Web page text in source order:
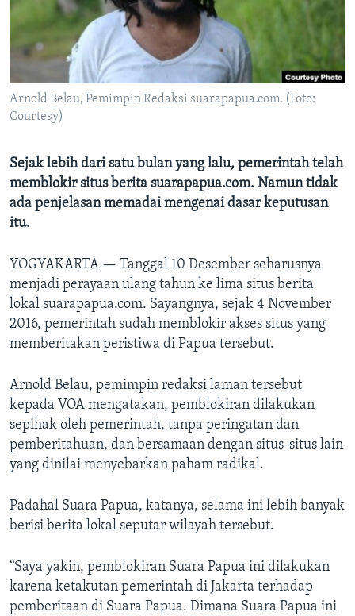
Arnold Belau, Pemimpin Redaksi suarapapua.com. (Foto:
Courtesy)
Sejak lebih dari satu bulan yang lalu, pemerintah telah
memblokir situs berita suarapapua.com. Namun tidak
ada penjelasan memadai mengenai dasar keputusan
itu.
YOGYAKARTA — Tanggal 10 Desember seharusnya
menjadi perayaan ulang tahun ke lima situs berita
lokal suarapapua.com. Sayangnya, sejak 4 November
2016, pemerintah sudah memblokir akses situs yang
memberitakan peristiwa di Papua tersebut.
Arnold Belau, pemimpin redaksi laman tersebut
kepada VOA mengatakan, pemblokiran dilakukan
sepihak oleh pemerintah, tanpa peringatan dan
pemberitahuan, dan bersamaan dengan situs-situs lain
yang dinilai menyebarkan paham radikal.
Padahal Suara Papua, katanya, selama ini lebih banyak
berisi berita lokal seputar wilayah tersebut.
“Saya yakin, pemblokiran Suara Papua ini dilakukan
karena ketakutan pemerintah di Jakarta terhadap
pemberitaan di Suara Papua. Dimana Suara Papua ini